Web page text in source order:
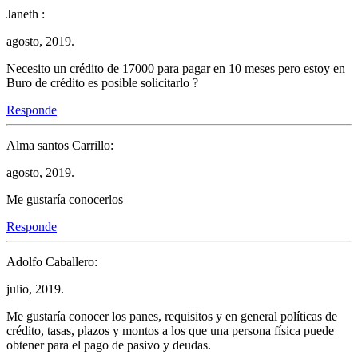
Janeth :
agosto, 2019.
Necesito un crédito de 17000 para pagar en 10 meses pero estoy en
Buro de crédito es posible solicitarlo ?
Responde
Alma santos Carrillo:
agosto, 2019.
Me gustaría conocerlos
Responde
Adolfo Caballero:
julio, 2019.
Me gustaría conocer los panes, requisitos y en general políticas de
crédito, tasas, plazos y montos a los que una persona física puede
obtener para el pago de pasivo y deudas.